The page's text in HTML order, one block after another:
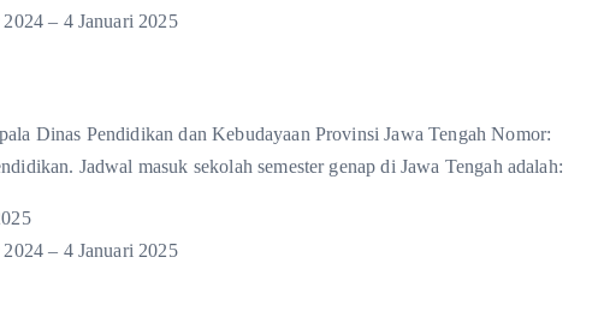
– 4 Januari 2025
Dinas Pendidikan dan Kebudayaan Provinsi Jawa Tengah Nomor:
Jadwal masuk sekolah semester genap di Jawa Tengah adalah:
– 4 Januari 2025